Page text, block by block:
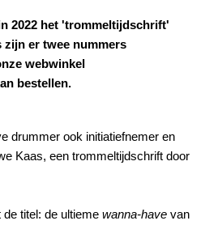
2022 het 'trommeltijdschrift'
zijn er twee nummers
webwinkel
bestellen.
drummer ook initiatiefnemer en
Kaas, een trommeltijdschrift door
de titel: de ultieme wanna-have van